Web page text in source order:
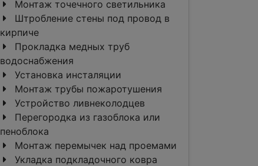
Монтаж точечного светильника
Штробление стены под провод в
кирпиче
Прокладка медных труб
водоснабжения
Установка инсталяции
Монтаж трубы пожаротушения
Устройство ливнеколодцев
Перегородка из газоблока или
пеноблока
Монтаж перемычек над проемами
Укладка подкладочного ковра